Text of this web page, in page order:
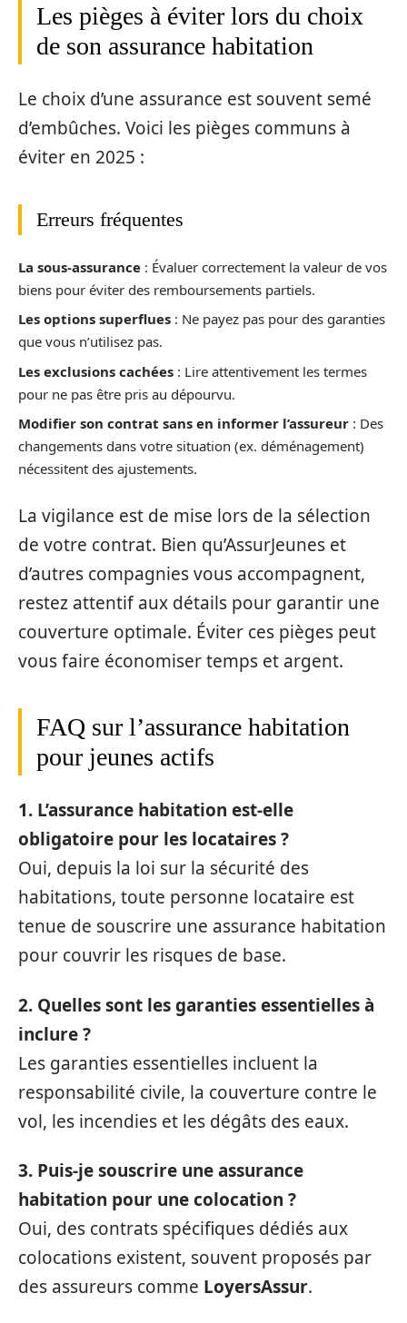
Les pièges à éviter lors du choix
de son assurance habitation
Le choix d’une assurance est souvent semé
d’embûches. Voici les pièges communs à
éviter en 2025 :
Erreurs fréquentes
La sous-assurance : Évaluer correctement la valeur de vos
biens pour éviter des remboursements partiels.
Les options superflues : Ne payez pas pour des garanties
que vous n’utilisez pas.
Les exclusions cachées : Lire attentivement les termes
pour ne pas être pris au dépourvu.
Modifier son contrat sans en informer l’assureur : Des
changements dans votre situation (ex. déménagement)
nécessitent des ajustements.
La vigilance est de mise lors de la sélection
de votre contrat. Bien qu’AssurJeunes et
d’autres compagnies vous accompagnent,
restez attentif aux détails pour garantir une
couverture optimale. Éviter ces pièges peut
vous faire économiser temps et argent.
FAQ sur l’assurance habitation
pour jeunes actifs
1. L’assurance habitation est-elle
obligatoire pour les locataires ?
Oui, depuis la loi sur la sécurité des
habitations, toute personne locataire est
tenue de souscrire une assurance habitation
pour couvrir les risques de base.
2. Quelles sont les garanties essentielles à
inclure ?
Les garanties essentielles incluent la
responsabilité civile, la couverture contre le
vol, les incendies et les dégâts des eaux.
3. Puis-je souscrire une assurance
habitation pour une colocation ?
Oui, des contrats spécifiques dédiés aux
colocations existent, souvent proposés par
des assureurs comme LoyersAssur.